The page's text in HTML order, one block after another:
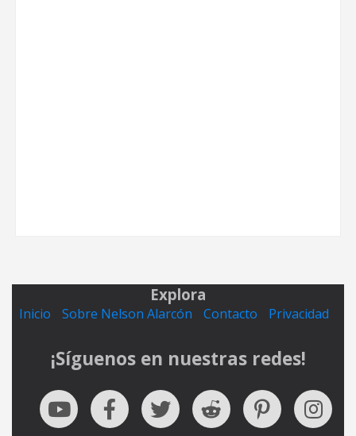
Explora
Inicio Sobre Nelson Alarcón Contacto Privacidad
¡Síguenos en nuestras redes!